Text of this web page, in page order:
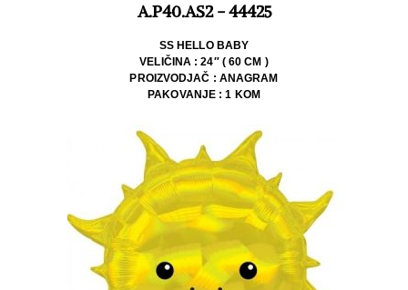
A.P40.AS2 - 44425
SS HELLO BABY
VELIČINA : 24″ ( 60 CM )
PROIZVODJAČ : ANAGRAM
PAKOVANJE : 1 KOM